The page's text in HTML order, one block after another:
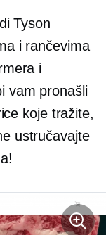
Tyson
i rančevima
i
vam pronašli
koje tražite,
ustručavajte